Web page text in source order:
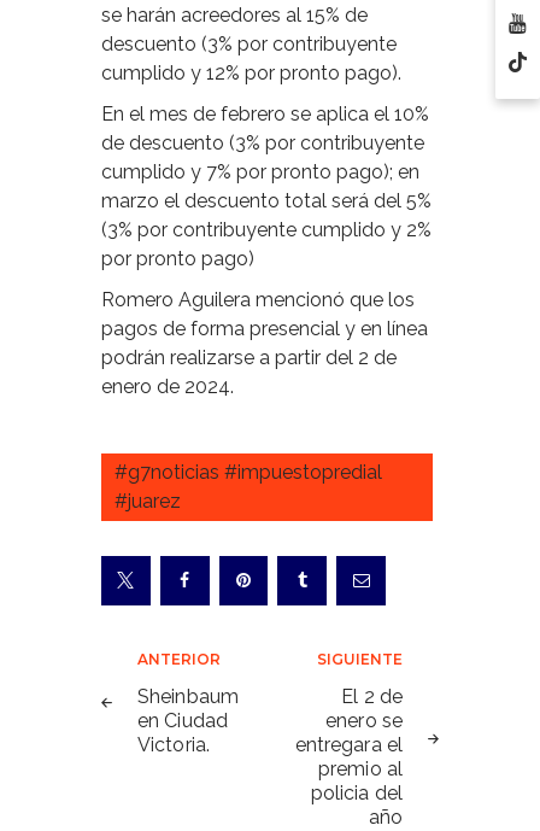
se harán acreedores al 15% de
descuento (3% por contribuyente
cumplido y 12% por pronto pago).
En el mes de febrero se aplica el 10%
de descuento (3% por contribuyente
cumplido y 7% por pronto pago); en
marzo el descuento total será del 5%
(3% por contribuyente cumplido y 2%
por pronto pago)
Romero Aguilera mencionó que los
pagos de forma presencial y en línea
podrán realizarse a partir del 2 de
enero de 2024.
#g7noticias #impuestopredial
#juarez
Navegación
de
entradas
ANTERIOR
Sheinbaum
en Ciudad
Victoria.
SIGUIENTE
El 2 de
enero se
entregara el
premio al
policia del
año